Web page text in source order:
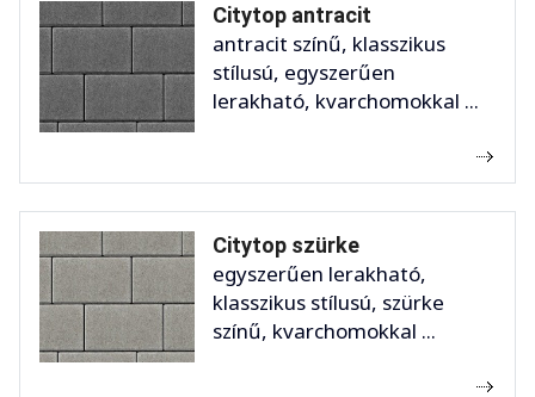
Citytop antracit
antracit színű, klasszikus
stílusú, egyszerűen
lerakható, kvarchomokkal ...
Citytop szürke
egyszerűen lerakható,
klasszikus stílusú, szürke
színű, kvarchomokkal ...